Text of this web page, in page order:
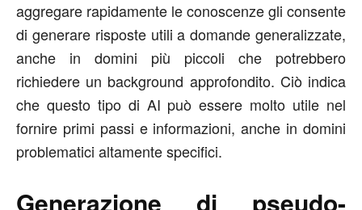
aggregare rapidamente le conoscenze gli consente
di generare risposte utili a domande generalizzate,
anche in domini più piccoli che potrebbero
richiedere un background approfondito. Ciò indica
che questo tipo di AI può essere molto utile nel
fornire primi passi e informazioni, anche in domini
problematici altamente specifici.
Generazione di pseudo-